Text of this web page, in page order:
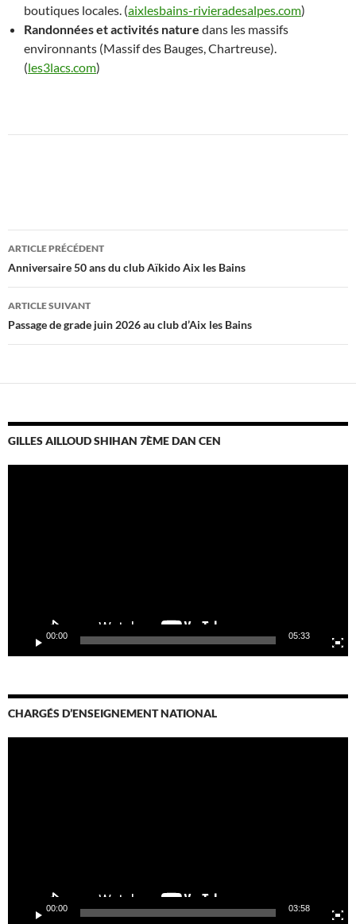
boutiques locales. (aixlesbains-rivieradesalpes.com)
Randonnées et activités nature dans les massifs
environnants (Massif des Bauges, Chartreuse).
(les3lacs.com)
Navigation
des
articles
ARTICLE PRÉCÉDENT
Anniversaire 50 ans du club Aïkido Aix les Bains
ARTICLE SUIVANT
Passage de grade juin 2026 au club d’Aix les Bains
GILLES AILLOUD SHIHAN 7ÈME DAN CEN
00:00 05:33
CHARGÉS D’ENSEIGNEMENT NATIONAL
00:00 03:58